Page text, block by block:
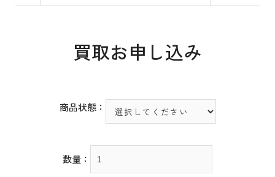
買取お申し込み
商品状態：
数量：